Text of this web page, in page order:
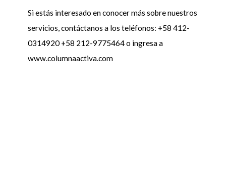
Si estás interesado en conocer más sobre nuestros
servicios, contáctanos a los teléfonos: +58 412-
0314920 +58 212-9775464 o ingresa a
www.columnaactiva.com